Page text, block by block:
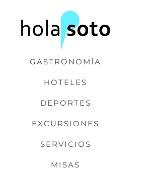
GASTRONOMÍA
HOTELES
DEPORTES
EXCURSIONES
SERVICIOS
MISAS